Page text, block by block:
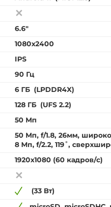
6.6"
1080x2400
IPS
90 Гц
6 ГБ (LPDDR4X)
128 ГБ (UFS 2.2)
50 Мп
50 Мп, f/1.8, 26мм,
8 Мп, f/2.2, 119˚,
1920x1080 (60 кадров/с)
(33 Вт)